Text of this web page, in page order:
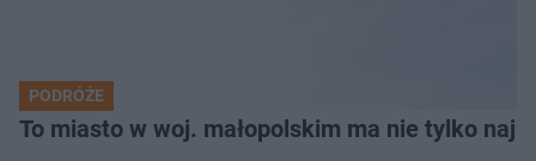
PODRÓŻE
To miasto w woj. małopolskim ma nie tylko